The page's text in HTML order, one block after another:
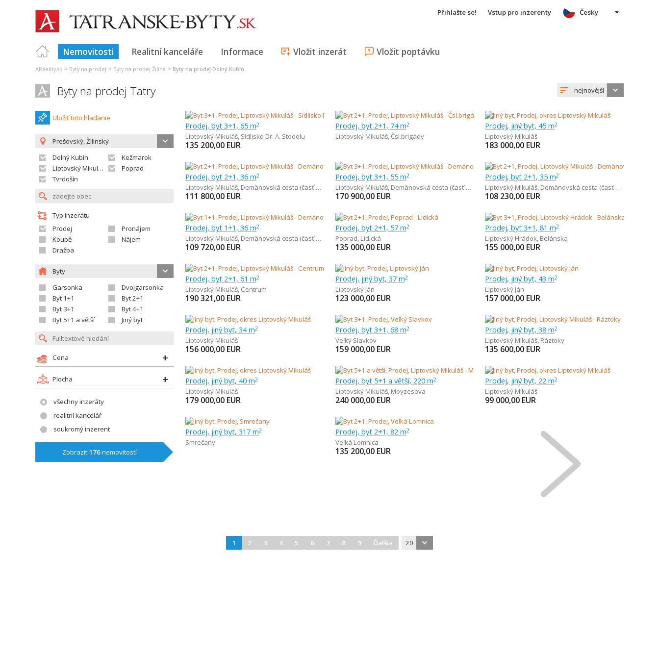
Přihlašte se! Vstup pro inzerenty
Nemovitosti Realitní kanceláře Informace Vložit inzerát Vložit poptávku
Česky
AReality.sk > Byty na prodej > Byty na prodej Žilina > Byty na prodej Dolný Kubín
Byty na prodej Tatry nejnovější
Uložiť toto hladanie
Prešovský, Žilinský
Dolný Kubín
Kežmarok
Liptovský Mikuláš
Poprad
Tvrdošín
Typ inzerátu
Prodej
Pronájem
Koupě
Nájem
Dražba
Byty
Garsonka
Dvojgarsonka
Byt 1+1
Byt 2+1
Byt 3+1
Byt 4+1
Byt 5+1 a větší
Jiný byt
Cena
Plocha
všechny inzeráty
realitní kancelář
soukromý inzerent
Zobrazit 176nemovitostí
Prodej, byt 3+1, 65 m2
Liptovský Mikuláš, Sídlisko Dr. A. Stodolu
135 200,00 EUR
Prodej, byt 2+1, 74 m2
Liptovský Mikuláš, Čsl.brigády
Prodej, jiný byt, 45 m2
Liptovský Mikuláš
183 000,00 EUR
Prodej, byt 2+1, 36 m2
Liptovský Mikuláš, Demänovská cesta (časť Demänová)
111 800,00 EUR
Prodej, byt 3+1, 55 m2
Liptovský Mikuláš, Demänovská cesta (časť Demänová)
170 900,00 EUR
Prodej, byt 2+1, 35 m2
Liptovský Mikuláš, Demänovská cesta (časť Demänová)
108 230,00 EUR
Prodej, byt 1+1, 36 m2
Liptovský Mikuláš, Demänovská cesta (časť Demänová)
109 720,00 EUR
Prodej, byt 2+1, 57 m2
Poprad, Lidická
135 000,00 EUR
Prodej, byt 3+1, 81 m2
Liptovský Hrádok, Belánska
155 000,00 EUR
Prodej, byt 2+1, 61 m2
Liptovský Mikuláš, Centrum
190 321,00 EUR
Prodej, jiný byt, 37 m2
Liptovský Ján
123 000,00 EUR
Prodej, jiný byt, 43 m2
Liptovský Ján
157 000,00 EUR
Prodej, jiný byt, 34 m2
Liptovský Mikuláš
156 000,00 EUR
Prodej, byt 3+1, 68 m2
Veľký Slavkov
159 000,00 EUR
Prodej, jiný byt, 38 m2
Liptovský Mikuláš, Ráztoky
135 600,00 EUR
Prodej, jiný byt, 40 m2
Liptovský Mikuláš
179 000,00 EUR
Prodej, byt 5+1 a větší, 220 m2
Liptovský Mikuláš, Moyzesova
240 000,00 EUR
Prodej, jiný byt, 22 m2
Liptovský Mikuláš
99 000,00 EUR
Prodej, jiný byt, 317 m2
Smrečany
Prodej, byt 2+1, 82 m2
Veľká Lomnica
135 200,00 EUR
1 2 3 4 5 6 7 8 9 Ďalšia 20